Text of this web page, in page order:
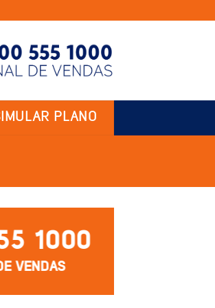
PLANO
1000
VENDAS